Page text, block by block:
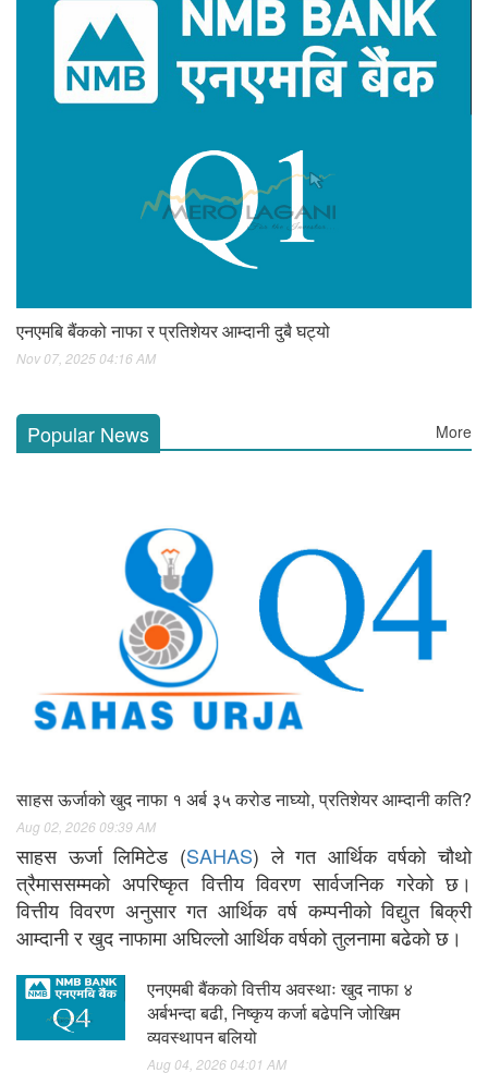
एनएमबि बैंकको नाफा र प्रतिशेयर आम्दानी दुबै घट्यो
Nov 07, 2025 04:16 AM
Popular News More
साहस ऊर्जाको खुद नाफा १ अर्ब ३५ करोड नाघ्यो, प्रतिशेयर आम्दानी कति?
Aug 02, 2026 09:39 AM
साहस ऊर्जा लिमिटेड (SAHAS) ले गत आर्थिक वर्षको चौथो
त्रैमाससम्मको अपरिष्कृत वित्तीय विवरण सार्वजनिक गरेको छ।
वित्तीय विवरण अनुसार गत आर्थिक वर्ष कम्पनीको विद्युत बिक्री
आम्दानी र खुद नाफामा अघिल्लो आर्थिक वर्षको तुलनामा बढेको छ।
एनएमबी बैंकको वित्तीय अवस्थाः खुद नाफा ४
अर्बभन्दा बढी, निष्कृय कर्जा बढेपनि जोखिम
व्यवस्थापन बलियो
Aug 04, 2026 04:01 AM